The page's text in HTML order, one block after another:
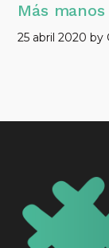
Más
25 abril 2020 by